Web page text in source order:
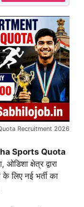
Recruitment 2026
Sports Quota
क्षेत्र द्वारा
के लिए नई भर्ती का